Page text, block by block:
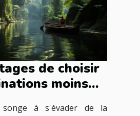
de choisir
moins
à s'évader de la